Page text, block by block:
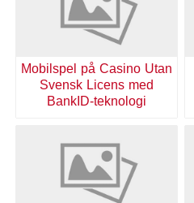
Mobilspel på Casino Utan
Svensk Licens med
BankID-teknologi